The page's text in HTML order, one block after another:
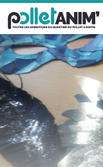
Pollet Anim'